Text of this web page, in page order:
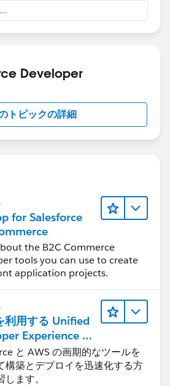
Developer
トピックの詳細
for Salesforce
the B2C Commerce
tools you can use to create
application projects.
利用する Unified
Experience に
ぶと AWS の画期的なツールを
構築とデプロイを迅速化する方
ます。